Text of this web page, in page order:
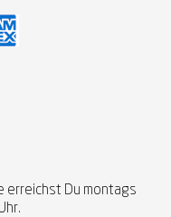
erreichst Du montags